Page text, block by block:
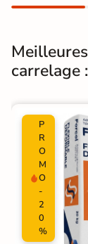
carrelage :
P
R
O
M
O
-
2
0
%